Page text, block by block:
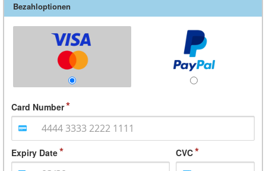
Bezahloptionen
Card Number
Expiry Date CVC